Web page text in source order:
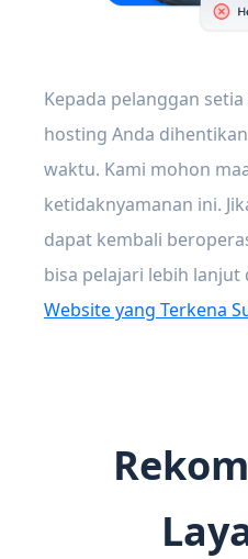
Kepada pelanggan
hosting Anda
waktu. Kami mohon
ketidaknyamanan ini.
dapat kembali
bisa pelajari lebih lanjut
Website yang Terkena